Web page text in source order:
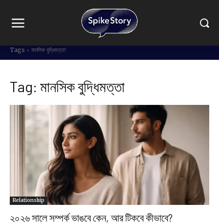
Tags মানসিক বুদ্ধিমত্তা
Tag: মানসিক বুদ্ধিমত্তা
Relationship
২০২৬ সালে সম্পর্ক ভাঙবে কেন, আর টিকবে কীভাবে?